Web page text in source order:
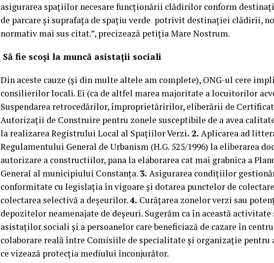
asigurarea spațiilor necesare funcționării clădirilor conform
de parcare și suprafața de spațiu verde potrivit destinației clădirii,
normativ mai sus citat.”, precizează petiția Mare Nostrum.
Să fie scoși la muncă asistații sociali
Din aceste cauze (și din multe altele am complete), ONG-ul cere
consilierilor locali. Ei (ca de altfel marea majoritate a locuitorilor
Suspendarea retrocedărilor, împroprietăririlor, eliberării de
Autorizații de Construire pentru zonele susceptibile de a avea
la realizarea Registrului Local al Spațiilor Verzi. 2. Aplicarea ad
Regulamentului General de Urbanism (H.G. 525/1996) la eliberarea
autorizare a constructiilor, pana la elaborarea cat mai grabnica a
General al municipiului Constanța. 3. Asigurarea condițiilor
conformitate cu legislația în vigoare și dotarea punctelor de
colectarea selectivă a deșeurilor.4. Curățarea zonelor verzi sau
depozitelor neamenajate de deșeuri. Sugerăm ca în această
asistaților sociali și a persoanelor care beneficiază de cazare în
colaborare reală între Comisiile de specialitate și organizație
ce vizează protecția mediului înconjurător.